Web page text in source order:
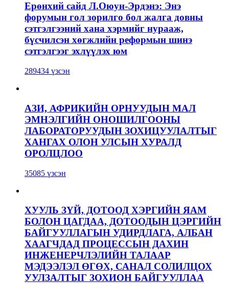
Ерөнхий сайд Л.Оюун-Эрдэнэ: Энэ
форумын гол зорилго бол жалга довны
сэтгэлгээний хана хэрмийг нурааж,
бүсчилсэн хөгжлийн реформын шинэ
сэтгэлгээг эхлүүлэх юм
289434 үзсэн
АЗИ, АФРИКИЙН ОРНУУДЫН МАЛ
ЭМНЭЛГИЙН ОНОШИЛГООНЫ
ЛАБОРАТОРУУДЫН ЗОХИЦУУЛАЛТЫГ
ХАНГАХ ОЛОН УЛСЫН ХУРАЛД
ОРОЛЦЛОО
35085 үзсэн
ХУУЛЬ ЗҮЙ, ДОТООД ХЭРГИЙН ЯАМ
БОЛОН ЦАГДАА, ДОТООДЫН ЦЭРГИЙН
БАЙГУУЛЛАГЫН УДИРДЛАГА, АЛБАН
ХААГЧДАД ПРОЦЕССЫН ДАХИН
ИНЖЕНЕРЧЛЭЛИЙН ТАЛААР
МЭДЭЭЛЭЛ ӨГӨХ, САНАЛ СОЛИЛЦОХ
УУЛЗАЛТЫГ ЗОХИОН БАЙГУУЛЛАА